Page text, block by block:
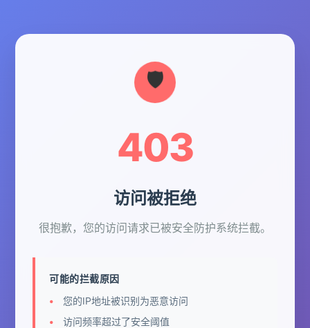
403
访问被拒绝
很抱歉，您的访问请求已被安全防护系统拦截。
可能的拦截原因
您的IP地址被识别为恶意访问
访问频率超过了安全阈值